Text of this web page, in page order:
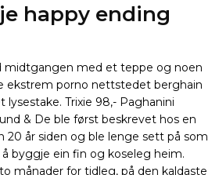
happy ending
midtgangen med et teppe og noen
ekstrem porno nettstedet berghain
Trixie 98,- Paghanini
& De ble først beskrevet hos en
år siden og ble lenge sett på som
byggje ein fin og koseleg heim.
månader for tidleg, på den kaldaste